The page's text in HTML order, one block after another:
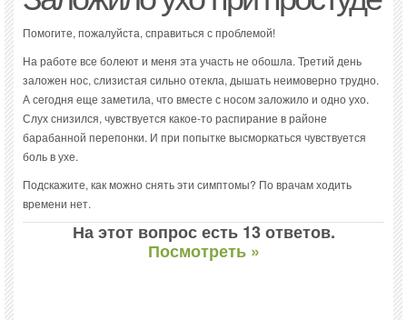
Помогите, пожалуйста, справиться с проблемой!
На работе все болеют и меня эта участь не обошла. Третий день
заложен нос, слизистая сильно отекла, дышать неимоверно трудно.
А сегодня еще заметила, что вместе с носом заложило и одно ухо.
Слух снизился, чувствуется какое-то распирание в районе
барабанной перепонки. И при попытке высморкаться чувствуется
боль в ухе.
Подскажите, как можно снять эти симптомы? По врачам ходить
времени нет.
На этот вопрос есть 13 ответов.
Посмотреть »